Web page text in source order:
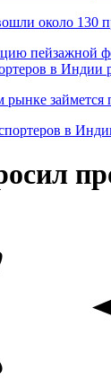
около 130
в Индии